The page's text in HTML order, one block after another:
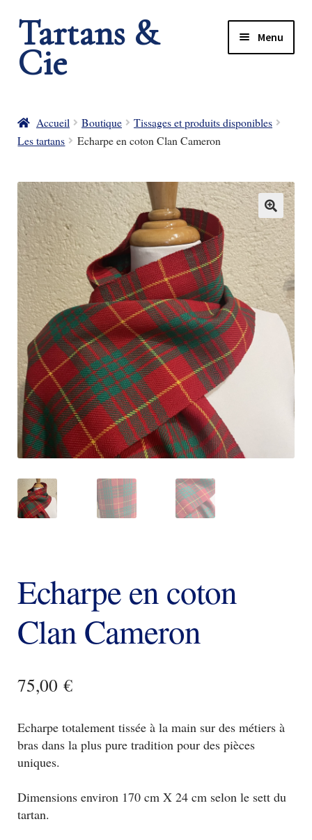
Tartans &
Cie
Menu
Accueil Boutique
Tissages et produits disponibles
Les tartans
Echarpe en coton Clan Cameron
Echarpe en coton
Clan Cameron
75,00€
Echarpe totalement tissée à la main sur des métiers à
bras dans la plus pure tradition pour des pièces
uniques.
Dimensions environ 170 cm X 24 cm selon le sett du
tartan.